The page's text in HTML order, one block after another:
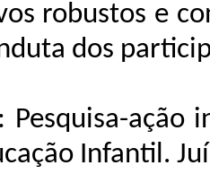
robustos e
dos
: Pesquisa-ação
Infantil.